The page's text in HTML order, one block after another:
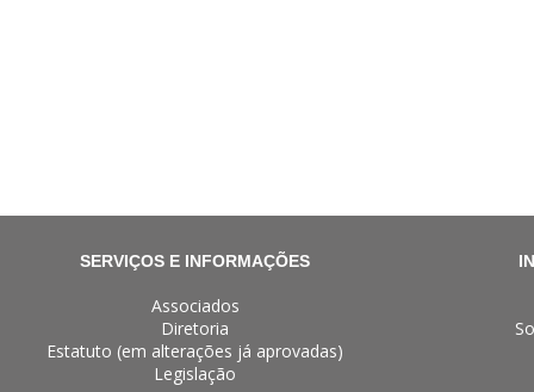
SERVIÇOS E INFORMAÇÕES
Associados
Diretoria
Estatuto (em alterações já aprovadas)
Legislação